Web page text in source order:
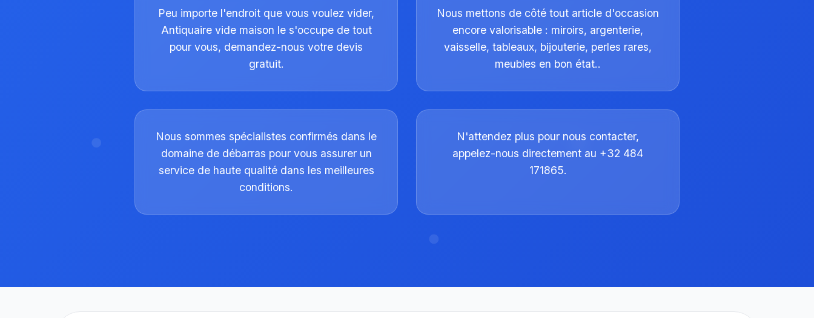
Peu importe l'endroit que vous voulez vider,
Antiquaire vide maison le s'occupe de tout
pour vous, demandez-nous votre devis
gratuit.
Nous mettons de côté tout article d'occasion
encore valorisable : miroirs, argenterie,
vaisselle, tableaux, bijouterie, perles rares,
meubles en bon état..
Nous sommes spécialistes confirmés dans le
domaine de débarras pour vous assurer un
service de haute qualité dans les meilleures
conditions.
N'attendez plus pour nous contacter,
appelez-nous directement au +32 484
171865.